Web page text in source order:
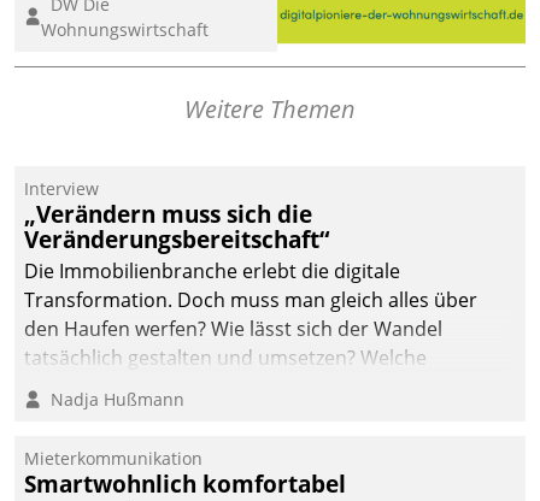
eine digitale Zukunft zu
finden, ist das Ziel des
Awards „Digitalpioniere
Wohnungswirtschaft“.
dafür ein Team
bestehend aus
Wohnungsunternehmen
und PropTech.
Wohnungswirtschaft
Weitere Themen
Interview
„Verändern muss sich die
Veränderungsbereitschaft“
Die Immobilienbranche erlebt die digitale
Transformation. Doch muss man gleich alles über
den Haufen werfen? Wie lässt sich der Wandel
tatsächlich gestalten und umsetzen? Welche
Argumente zählen wirklich?
Nadja Hußmann
Mieterkommunikation
Smartwohnlich komfortabel